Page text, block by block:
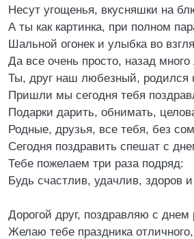
Несут угощенья, вкусняшки на
А ты как картинка, при полном
Шальной огонек и улыбка во
Да все очень просто, назад много
Ты, друг наш любезный, родился
Пришли мы сегодня тебя
Подарки дарить, обнимать,
Родные, друзья, все тебя, без
Сегодня поздравить спешат с
Тебе пожелаем три раза подряд:
Будь счастлив, удачлив, здоров и
Дорогой друг, поздравляю с днем
Желаю тебе праздника отличного,